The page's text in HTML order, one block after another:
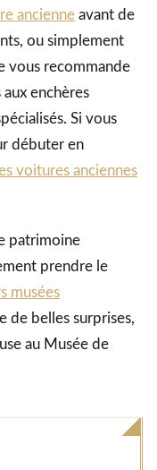
ancienne avant de
ou simplement
vous recommande
enchères
Si vous
débuter en
voitures anciennes
patrimoine
prendre le
musées
de belles surprises,
au Musée de